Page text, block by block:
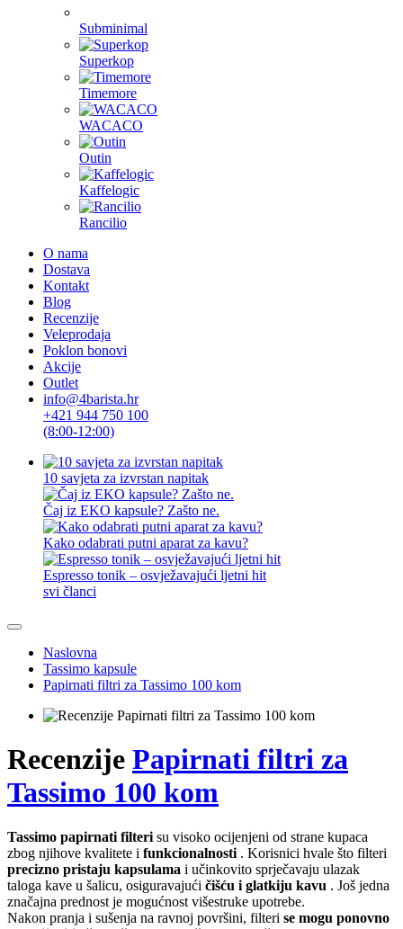
Subminimal
Superkop
Timemore
WACACO
Outin
Kaffelogic
Rancilio
O nama
Dostava
Kontakt
Blog
Recenzije
Veleprodaja
Poklon bonovi
Akcije
Outlet
info@4barista.hr
+421 944 750 100
(8:00-12:00)
10 savjeta za izvrstan napitak
Čaj iz EKO kapsule? Zašto ne.
Kako odabrati putni aparat za kavu?
Espresso tonik – osvježavajući ljetni hit
svi članci
Naslovna
Tassimo kapsule
Papirnati filtri za Tassimo 100 kom
Recenzije Papirnati filtri za
Tassimo 100 kom
Tassimo papirnati filteri su visoko ocijenjeni od strane kupaca
zbog njihove kvalitete i funkcionalnosti . Korisnici hvale što filteri
precizno pristaju kapsulama i učinkovito sprječavaju ulazak
taloga kave u šalicu, osiguravajući čišću i glatkiju kavu . Još jedna
značajna prednost je mogućnost višestruke upotrebe.
Nakon pranja i sušenja na ravnoj površini, filteri se mogu ponovno